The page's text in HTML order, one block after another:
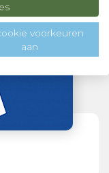
voorkeuren
aan